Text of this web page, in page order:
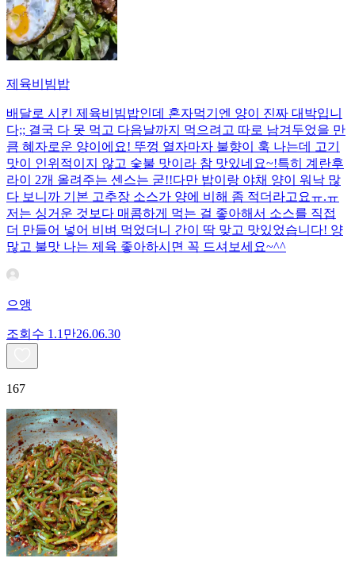
제육비빔밥
배달로 시킨 제육비빔밥인데 혼자먹기엔 양이 진짜 대박입니
다;; 결국 다 못 먹고 다음날까지 먹으려고 따로 남겨두었을 만
큼 혜자로운 양이에요! 뚜껑 열자마자 불향이 훅 나는데 고기
맛이 인위적이지 않고 숯불 맛이라 참 맛있네요~!특히 계란후
라이 2개 올려주는 센스는 굳!! ​다만 밥이랑 야채 양이 워낙 많
다 보니까 기본 고추장 소스가 양에 비해 좀 적더라고요ㅠ.ㅠ
저는 싱거운 것보다 매콤하게 먹는 걸 좋아해서 소스를 직접
더 만들어 넣어 비벼 먹었더니 간이 딱 맞고 맛있었습니다! 양
많고 불맛 나는 제육 좋아하시면 꼭 드셔보세요~^^
으앵
조회수 1.1만26.06.30
167